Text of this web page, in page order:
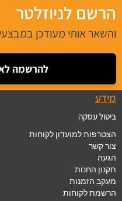
הרשם לניוזלטר
והשאר אותי מעודכן
להרשמה
מידע
ביטול עסקה
הצטרפות למועדון לקוחות
צור קשר
הגעה
תקנון החנות
מעקב הזמנות
הרשמת לקוחות